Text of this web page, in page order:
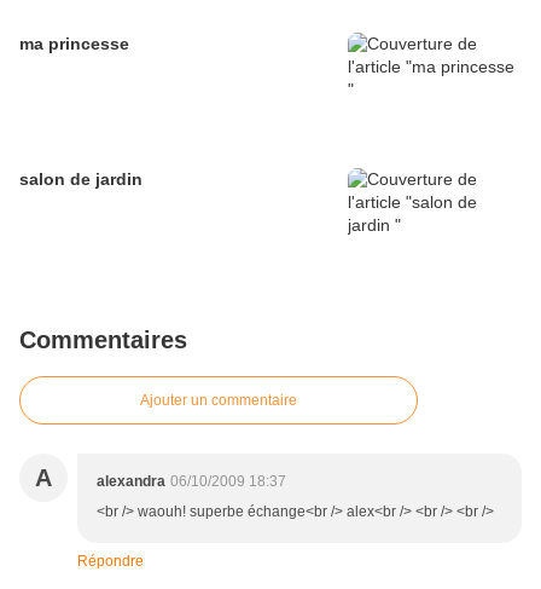
ma princesse
salon de jardin
Commentaires
Ajouter un commentaire
A alexandra 06/10/2009 18:37
<br /> waouh! superbe échange<br /> alex<br /> <br /> <br />
Répondre